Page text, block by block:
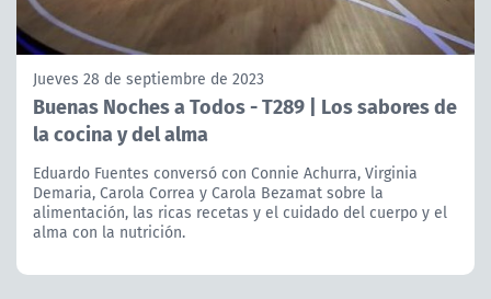
Jueves 28 de septiembre de 2023
Buenas Noches a Todos - T289 | Los sabores de
la cocina y del alma
Eduardo Fuentes conversó con Connie Achurra, Virginia
Demaria, Carola Correa y Carola Bezamat sobre la
alimentación, las ricas recetas y el cuidado del cuerpo y el
alma con la nutrición.